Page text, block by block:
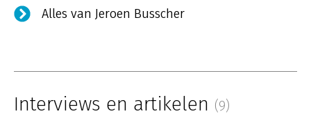
Alles van Jeroen Busscher
Interviews en artikelen (9)